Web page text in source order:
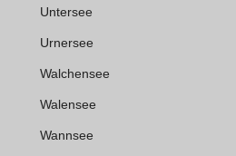
Untersee
Urnersee
Walchensee
Walensee
Wannsee